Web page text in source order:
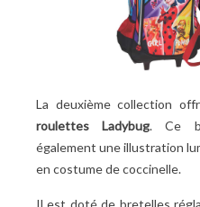
La deuxième collection
roulettes Ladybug. Ce
également une illustration
en costume de coccinelle.
Il est doté de bretelles